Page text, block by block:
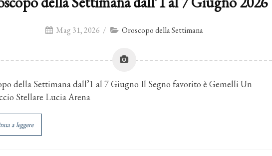
Mag 31, 2026 / Oroscopo della Settimana
della Settimana dall’1 al 7 Giugno Il Segno favorito è Gemelli Un
Stellare Lucia Arena
a leggere